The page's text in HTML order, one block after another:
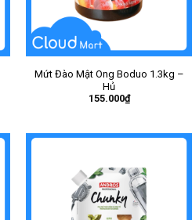
Mứt Đào Mật Ong Boduo 1.3kg –
Hủ
155.000₫